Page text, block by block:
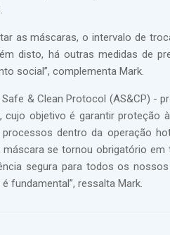
as máscaras, o intervalo de
disto, há outras medidas de
social”, complementa Mark.
& Clean Protocol (AS&CP) -
objetivo é garantir proteção
dentro da operação
se tornou obrigatório em
segura para todos os
fundamental”, ressalta Mark.